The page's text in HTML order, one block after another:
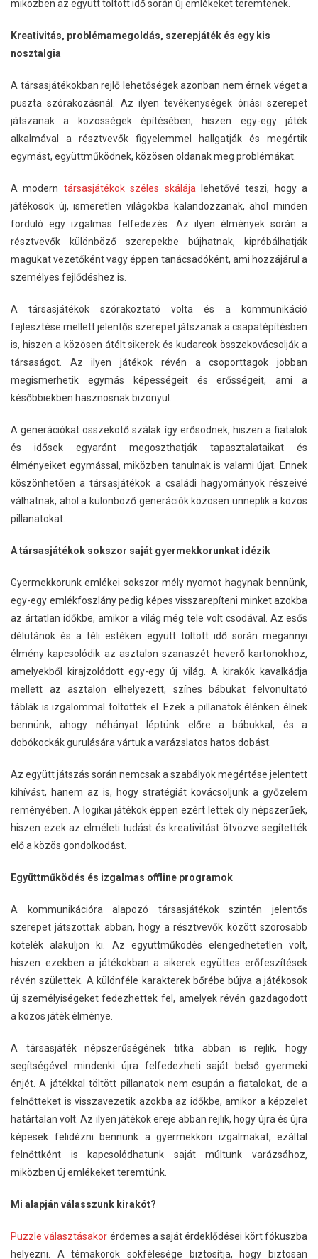
miközben az együtt töltött idő során új emlékeket teremtenek.
Kreativitás, problémamegoldás, szerepjáték és egy kis
nosztalgia
A társasjátékokban rejlő lehetőségek azonban nem érnek véget a
puszta szórakozásnál. Az ilyen tevékenységek óriási szerepet
játszanak a közösségek építésében, hiszen egy-egy játék
alkalmával a résztvevők figyelemmel hallgatják és megértik
egymást, együttműködnek, közösen oldanak meg problémákat.
A modern társasjátékok széles skálája lehetővé teszi, hogy a
játékosok új, ismeretlen világokba kalandozzanak, ahol minden
forduló egy izgalmas felfedezés. Az ilyen élmények során a
résztvevők különböző szerepekbe bújhatnak, kipróbálhatják
magukat vezetőként vagy éppen tanácsadóként, ami hozzájárul a
személyes fejlődéshez is.
A társasjátékok szórakoztató volta és a kommunikáció
fejlesztése mellett jelentős szerepet játszanak a csapatépítésben
is, hiszen a közösen átélt sikerek és kudarcok összekovácsolják a
társaságot. Az ilyen játékok révén a csoporttagok jobban
megismerhetik egymás képességeit és erősségeit, ami a
későbbiekben hasznosnak bizonyul.
A generációkat összekötő szálak így erősödnek, hiszen a fiatalok
és idősek egyaránt megoszthatják tapasztalataikat és
élményeiket egymással, miközben tanulnak is valami újat. Ennek
köszönhetően a társasjátékok a családi hagyományok részeivé
válhatnak, ahol a különböző generációk közösen ünneplik a közös
pillanatokat.
A társasjátékok sokszor saját gyermekkorunkat idézik
Gyermekkorunk emlékei sokszor mély nyomot hagynak bennünk,
egy-egy emlékfoszlány pedig képes visszarepíteni minket azokba
az ártatlan időkbe, amikor a világ még tele volt csodával. Az esős
délutánok és a téli estéken együtt töltött idő során megannyi
élmény kapcsolódik az asztalon szanaszét heverő kartonokhoz,
amelyekből kirajzolódott egy-egy új világ. A kirakók kavalkádja
mellett az asztalon elhelyezett, színes bábukat felvonultató
táblák is izgalommal töltöttek el. Ezek a pillanatok élénken élnek
bennünk, ahogy néhányat léptünk előre a bábukkal, és a
dobókockák gurulására vártuk a varázslatos hatos dobást.
Az együtt játszás során nemcsak a szabályok megértése jelentett
kihívást, hanem az is, hogy stratégiát kovácsoljunk a győzelem
reményében. A logikai játékok éppen ezért lettek oly népszerűek,
hiszen ezek az elméleti tudást és kreativitást ötvözve segítették
elő a közös gondolkodást.
Együttműködés és izgalmas offline programok
A kommunikációra alapozó társasjátékok szintén jelentős
szerepet játszottak abban, hogy a résztvevők között szorosabb
kötelék alakuljon ki. Az együttműködés elengedhetetlen volt,
hiszen ezekben a játékokban a sikerek együttes erőfeszítések
révén születtek. A különféle karakterek bőrébe bújva a játékosok
új személyiségeket fedezhettek fel, amelyek révén gazdagodott
a közös játék élménye.
A társasjáték népszerűségének titka abban is rejlik, hogy
segítségével mindenki újra felfedezheti saját belső gyermeki
énjét. A játékkal töltött pillanatok nem csupán a fiatalokat, de a
felnőtteket is visszavezetik azokba az időkbe, amikor a képzelet
határtalan volt. Az ilyen játékok ereje abban rejlik, hogy újra és újra
képesek felidézni bennünk a gyermekkori izgalmakat, ezáltal
felnőttként is kapcsolódhatunk saját múltunk varázsához,
miközben új emlékeket teremtünk.
Mi alapján válasszunk kirakót?
Puzzle választásakor érdemes a saját érdeklődései kört fókuszba
helyezni. A témakörök sokfélesége biztosítja, hogy biztosan